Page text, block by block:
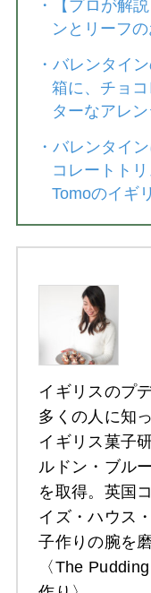
・
【プロが解
ンとリーフ
・ バレンタイ
箱に、チョ
ターなアレン
・ バレンタイ
コレートト
Tomoのイギ
イギリスのプ
多くの人に知
イギリス菓子
ルドン・ブル
を取得。英国
イズ・ハウス
子作りの腕を磨
〈The